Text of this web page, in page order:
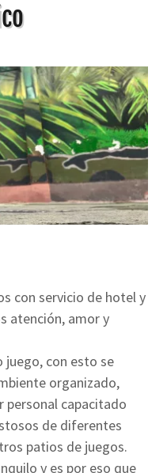
con servicio de hotel y
atención, amor y
juego, con esto se
organizado,
personal capacitado
de diferentes
patios de juegos.
y es por eso que